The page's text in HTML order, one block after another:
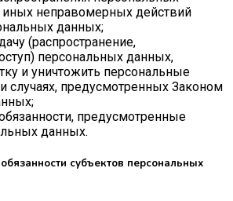
иных неправомерных действий
данных;
(распространение,
персональных данных,
и уничтожить персональные
случаях, предусмотренных Законом
предусмотренные
данных.
субъектов персональных